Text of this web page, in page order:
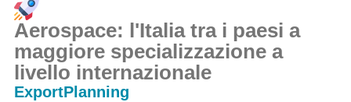
Aerospace: l'Italia tra i paesi a
maggiore specializzazione a
livello internazionale
ExportPlanning